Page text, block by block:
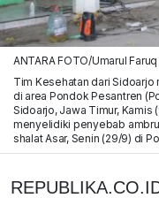
ANTARA FOTO/Umarul Faruq
Tim Kesehatan dari
di area Pondok Pesantren
Sidoarjo, Jawa Timur, Kamis
menyelidiki penyebab
shalat Asar, Senin (29/9) di